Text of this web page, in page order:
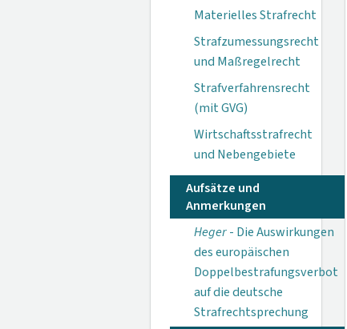
Materielles Strafrecht
Strafzumessungsrecht
und Maßregelrecht
Strafverfahrensrecht
(mit GVG)
Wirtschaftsstrafrecht
und Nebengebiete
Aufsätze und
Anmerkungen
Heger- Die Auswirkungen
des europäischen
Doppelbestrafungsverbot
auf die deutsche
Strafrechtsprechung